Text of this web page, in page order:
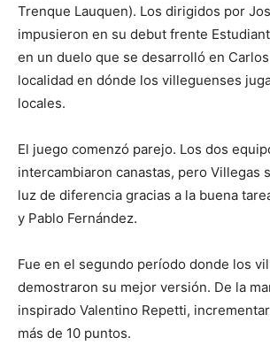
Trenque Lauquen). Los dirigidos por
impusieron en su debut frente
en un duelo que se desarrolló en
localidad en dónde los villeguenses
locales.
El juego comenzó parejo. Los dos
intercambiaron canastas, pero Villegas
luz de diferencia gracias a la buena
y Pablo Fernández.
Fue en el segundo período donde los
demostraron su mejor versión. De la
inspirado Valentino Repetti,
más de 10 puntos.